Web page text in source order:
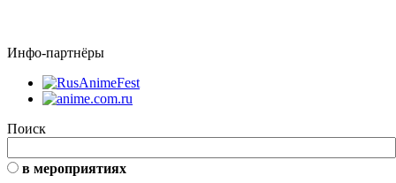
Инфо-партнёры
Поиск
в мероприятиях